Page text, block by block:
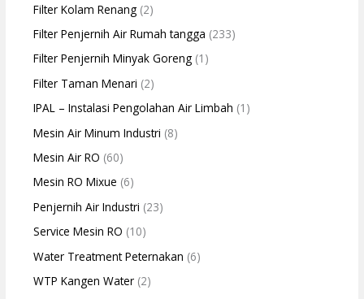
Filter Kolam Renang (2)
Filter Penjernih Air Rumah tangga (233)
Filter Penjernih Minyak Goreng (1)
Filter Taman Menari (2)
IPAL – Instalasi Pengolahan Air Limbah (1)
Mesin Air Minum Industri (8)
Mesin Air RO (60)
Mesin RO Mixue (6)
Penjernih Air Industri (23)
Service Mesin RO (10)
Water Treatment Peternakan (6)
WTP Kangen Water (2)